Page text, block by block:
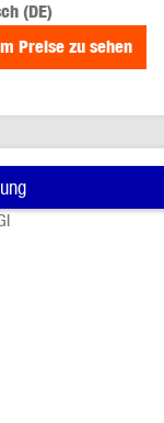
(DE)
Preise zu sehen